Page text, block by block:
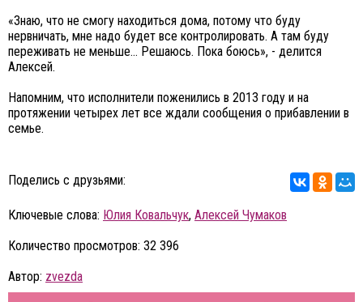
«Знаю, что не смогу находиться дома, потому что буду
нервничать, мне надо будет все контролировать. А там буду
переживать не меньше… Решаюсь. Пока боюсь», - делится
Алексей.
Напомним, что исполнители поженились в 2013 году и на
протяжении четырех лет все ждали сообщения о прибавлении в
семье.
Поделись с друзьями:
Ключевые слова: Юлия Ковальчук, Алексей Чумаков
Количество просмотров: 32 396
Автор: zvezda